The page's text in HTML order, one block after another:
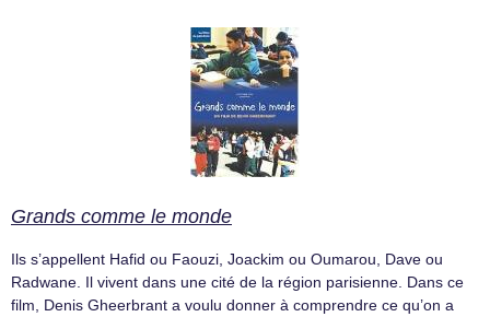
Grands comme le monde
Ils s’appellent Hafid ou Faouzi, Joackim ou Oumarou, Dave ou
Radwane. Il vivent dans une cité de la région parisienne. Dans ce
film, Denis Gheerbrant a voulu donner à comprendre ce qu’on a